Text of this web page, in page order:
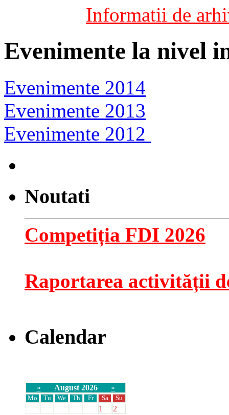
Informatii de
Evenimente la nivel
Evenimente 2014
Evenimente 2013
Evenimente 2012
Noutati
Competiția FDI 2026
Raportarea activității
Calendar
« August 2026 »
Mo Tu We Th Fr Sa Su
1
2